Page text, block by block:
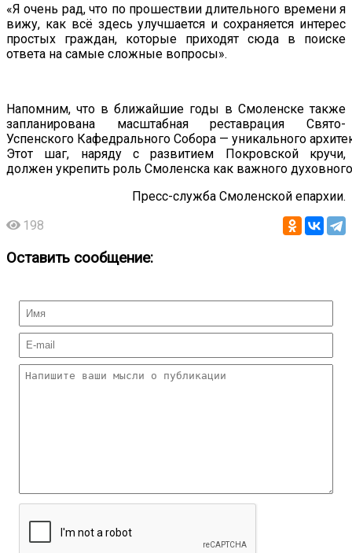
«Я очень рад, что по прошествии длительного времени я
вижу, каквсё здесь улучшается и сохраняется интерес
простых граждан, которые приходят сюда в поиске
ответа на самые сложные вопросы».
Напомним, что в ближайшие годы в Смоленске также
запланирована масштабная реставрация Свято-
Успенского Кафедрального Собора — уникального
Этот
шаг, наряду с развитием Покровской кручи,
должен укрепить роль Смоленска как важного духовного
Пресс-служба Смоленской епархии.
198
Оставить сообщение: